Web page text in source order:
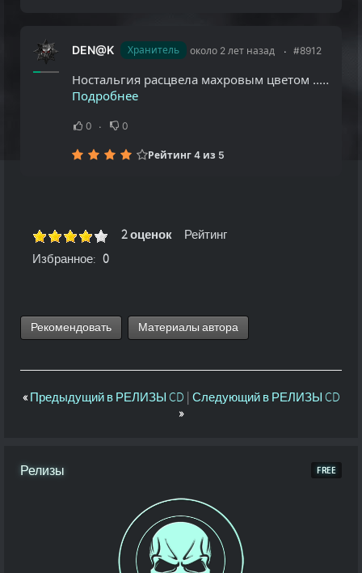
DEN@K Хранитель около 2 лет назад #8912
Ностальгия расцвела махровым цветом ... Данный альбом опоздал с выходом лет на тридцать пять ... Держа диск в руках можно с пеной у рта доказывать, что это спидушник из 80-х ... Начиная от оформления и кончая не...
Подробнее
0 0
Рейтинг 4 из 5
Рейтинг
2 оценок
Избранное: 0
Рекомендовать Материалы автора
«Предыдущий в РЕЛИЗЫ CD
Следующий в РЕЛИЗЫ CD
»
Релизы